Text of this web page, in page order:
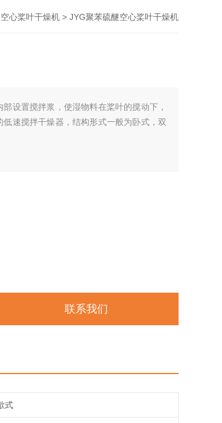
空心桨叶干燥机 > JYG聚苯硫醚空心桨叶干燥机
设置搅拌浆，使湿物料在桨叶的搅动下，
速搅拌干燥器，结构形式一般为卧式，双
联系我们
式